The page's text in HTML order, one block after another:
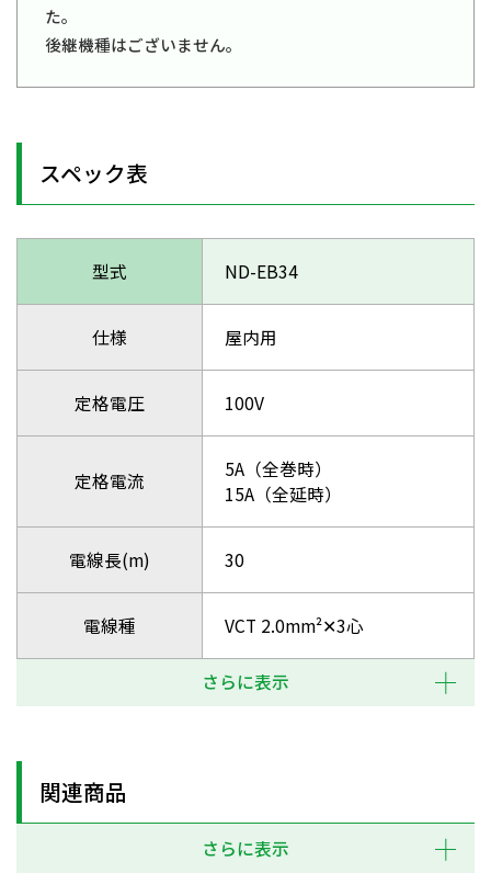
た。
後継機種はございません。
スペック表
型式 ND-EB34
仕様 屋内用
定格電圧 100V
定格電流
5A（全巻時）
15A（全延時）
電線長(m) 30
電線種 VCT 2.0mm²✕3心
さらに表示
関連商品
さらに表示